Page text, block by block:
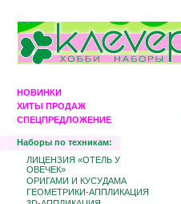
НОВИНКИ
ХИТЫ ПРОДАЖ
СПЕЦПРЕДЛОЖЕНИЕ
Наборы по техникам:
ЛИЦЕНЗИЯ «ОТЕЛЬ У
ОВЕЧЕК»
ОРИГАМИ И КУСУДАМА
ГЕОМЕТРИКИ-АППЛИКАЦИЯ